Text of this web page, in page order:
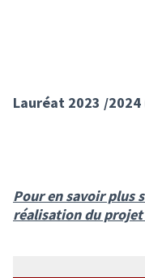
Lauréat 2023 /2024
Pour en savoir plus
réalisation du